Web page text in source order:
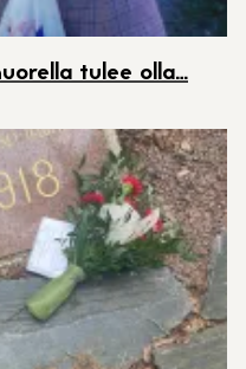
tulee olla…